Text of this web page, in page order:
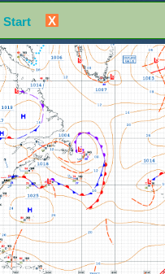
Start X